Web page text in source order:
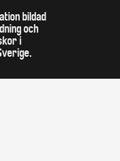
bildad
och
i